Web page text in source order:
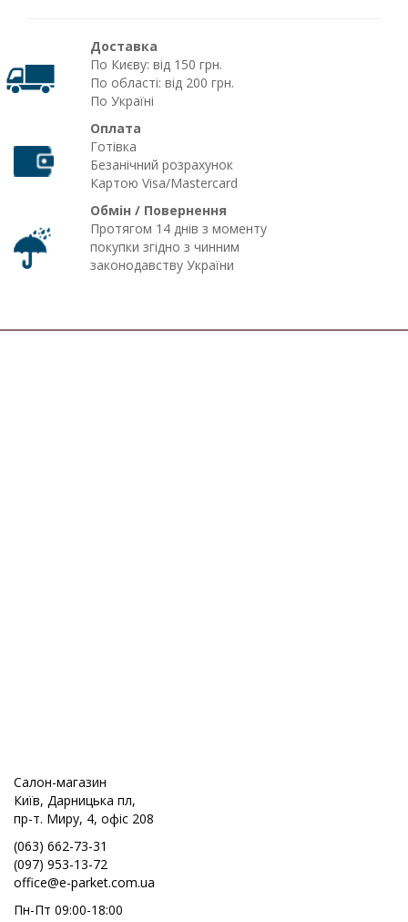
Доставка
По Києву: від 150 грн.
По області: від 200 грн.
По Україні
Оплата
Готівка
Безанічний розрахунок
Картою Visa/Mastercard
Обмін / Повернення
Протягом 14 днів з моменту
покупки згідно з чинним
законодавству України
Салон-магазин
Київ, Дарницька пл,
пр-т. Миру, 4, офіс 208
(063) 662-73-31
(097) 953-13-72
office@e-parket.com.ua
Пн-Пт 09:00-18:00